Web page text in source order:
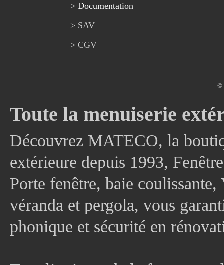
> Documentation
> SAV
> CGV
©
Toute la menuiserie
Découvrez MATECO, la
extérieure depuis 1993,
Porte fenêtre, baie
véranda et pergola, vous
phonique et sécurité en